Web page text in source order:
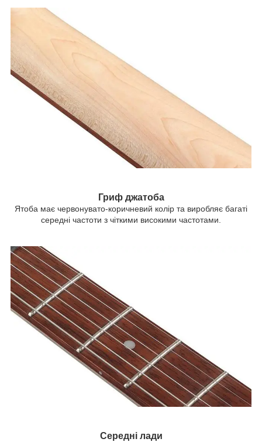
Гриф джатоба
Ятоба має червонувато-коричневий колір та виробляє багаті
середні частоти з чіткими високими частотами.
Середні лади